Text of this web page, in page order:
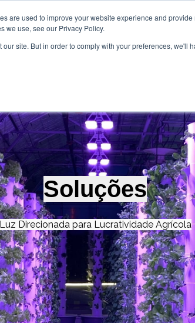
are used to improve your website experience and
we use, see our Privacy Policy.
site. But in order to comply with your preferences, we'll
Soluções
Direcionada para Lucratividade Agrícola